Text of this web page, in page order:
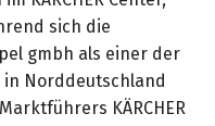
sich die
gmbh als einer der
in Norddeutschland
KÄRCHER